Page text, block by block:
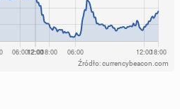
Źródło: currencybeacon.com